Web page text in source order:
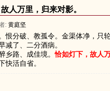
人万里，归来对影。
: 黄庭坚
恨分破、教孤令。金渠体净，只
减了、二分酒病。
乡路、成佳境。恰如灯下，故人
快活自省。